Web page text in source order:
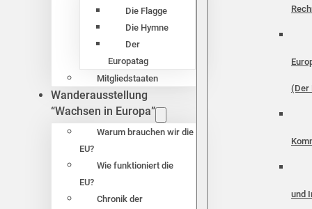
Die Flagge
Die Hymne
Der
Europatag
Mitgliedstaaten
Wanderausstellung
“Wachsen in Europa”
Warum brauchen wir die
EU?
Wie funktioniert die
EU?
Chronik der
(Der
und